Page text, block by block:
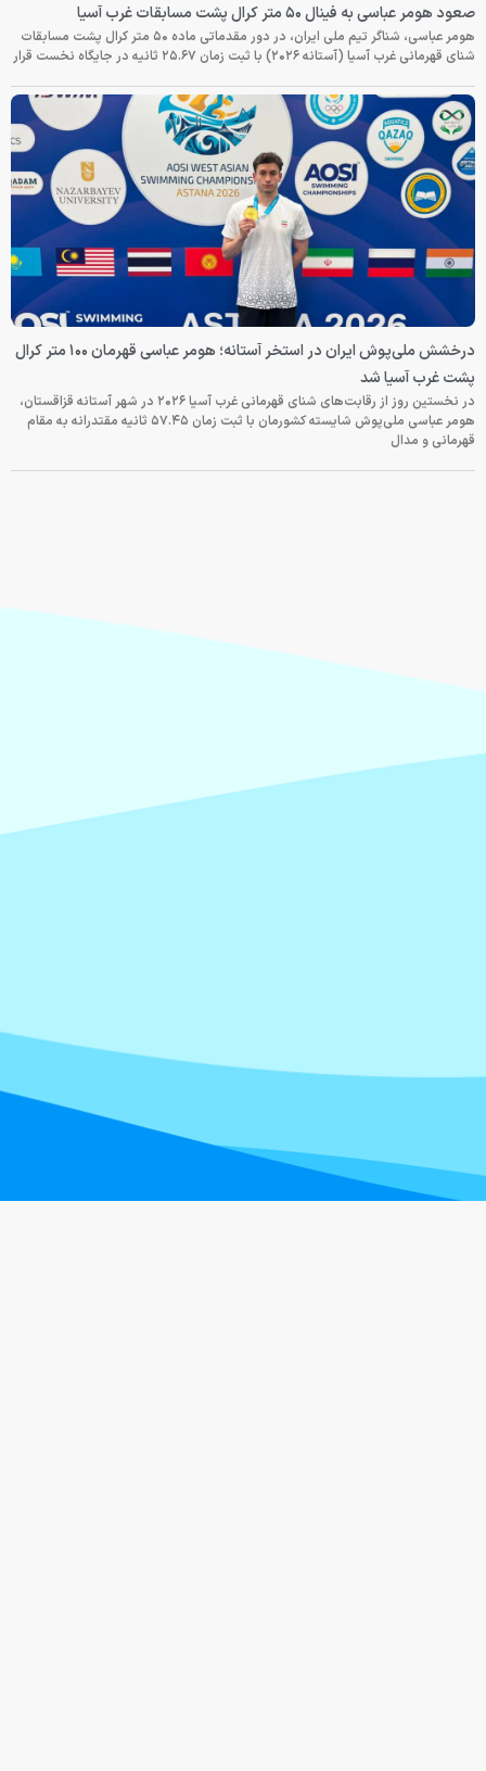
صعود هومر عباسی به فینال ۵۰ متر کرال پشت مسابقات غرب آسیا
هومر عباسی، شناگر تیم ملی ایران، در دور مقدماتی ماده ۵۰ متر کرال پشت مسابقات
شنای قهرمانی غرب آسیا (آستانه ۲۰۲۶) با ثبت زمان ۲۵.۶۷ ثانیه در جایگاه نخست قرار
درخشش ملی‌پوش ایران در استخر آستانه؛ هومر عباسی قهرمان ۱۰۰ متر کرال
پشت غرب آسیا شد
در نخستین روز از رقابت‌های شنای قهرمانی غرب آسیا ۲۰۲۶ در شهر آستانه قزاقستان،
هومر عباسی ملی‌پوش شایسته کشورمان با ثبت زمان ۵۷.۴۵ ثانیه مقتدرانه به مقام
قهرمانی و مدال